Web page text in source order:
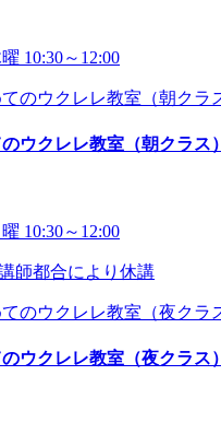
10:30～12:00
ウクレレ教室（朝クラス）
10:30～12:00
師都合により休講
ウクレレ教室（夜クラス）